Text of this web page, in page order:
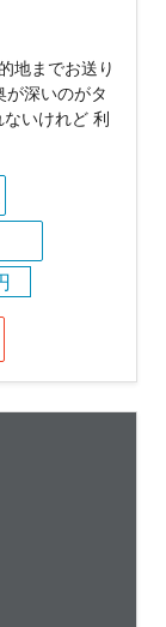
地までお送り
深いのがタ
いけれど 利